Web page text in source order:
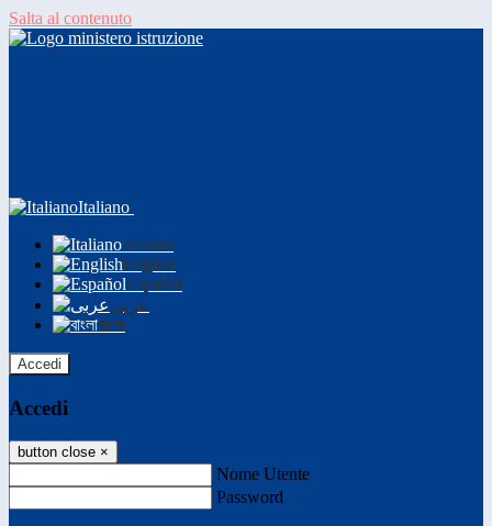
Salta al contenuto
Italiano
Italiano
English
Español
عربى
বাংলা
Accedi
Accedi
button close ×
Nome Utente
Password